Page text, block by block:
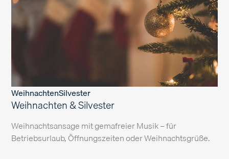
WeihnachtenSilvester
Weihnachten & Silvester
Weihnachtsansage mit gemafreier Musik – für
Betriebsurlaub, Öffnungszeiten oder Weihnachtsgrüße.